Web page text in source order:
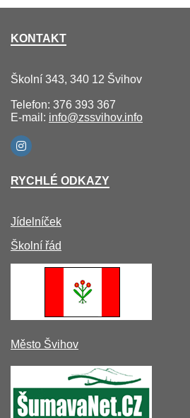
KONTAKT
Školní 343, 340 12 Švihov
Telefon: 376 393 367
E-mail: info@zssvihov.info
RYCHLÉ ODKAZY
Jídelníček
Školní řád
Město Švihov